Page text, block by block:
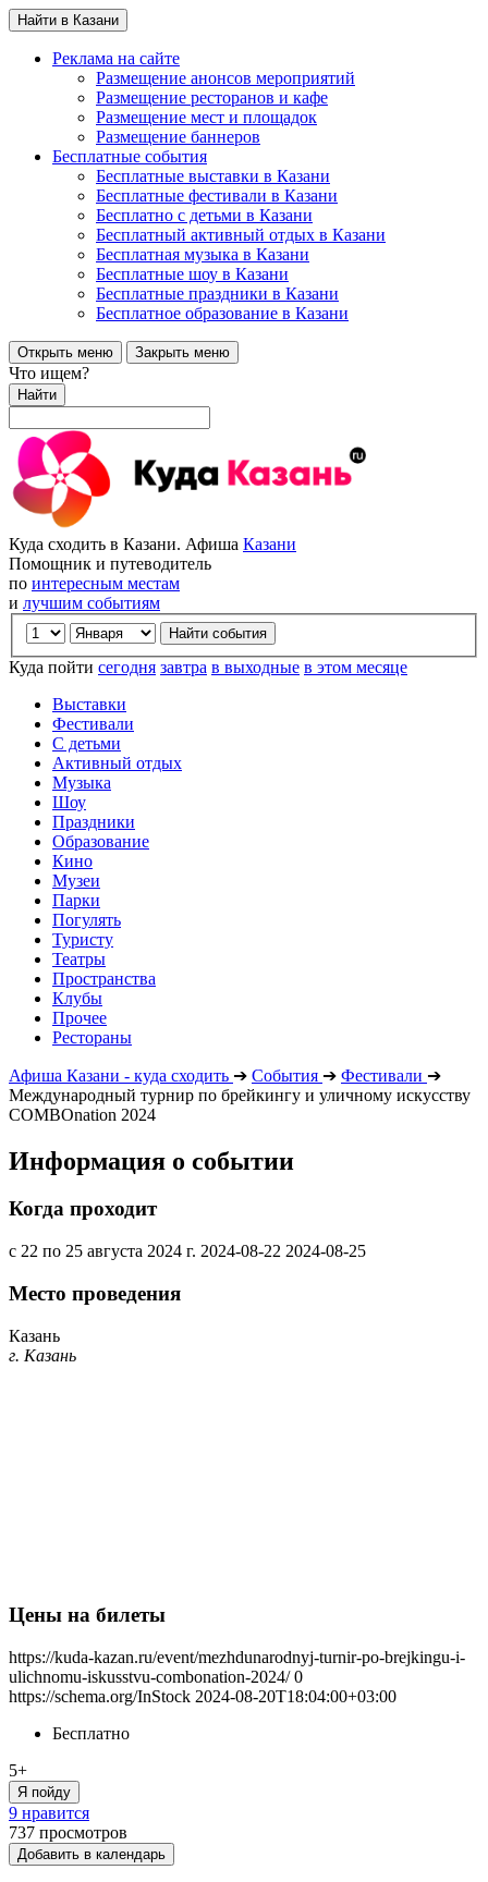
Найти в Казани
Реклама на сайте
Размещение анонсов мероприятий
Размещение ресторанов и кафе
Размещение мест и площадок
Размещение баннеров
Бесплатные события
Бесплатные выставки в Казани
Бесплатные фестивали в Казани
Бесплатно с детьми в Казани
Бесплатный активный отдых в Казани
Бесплатная музыка в Казани
Бесплатные шоу в Казани
Бесплатные праздники в Казани
Бесплатное образование в Казани
Открыть меню Закрыть меню
Что ищем?
Найти
Куда сходить в Казани. Афиша Казани
Помощник и путеводитель
по интересным местам
и лучшим событиям
Куда пойти сегодня завтра в выходные в этом месяце
Выставки
Фестивали
С детьми
Активный отдых
Музыка
Шоу
Праздники
Образование
Кино
Музеи
Парки
Погулять
Туристу
Театры
Пространства
Клубы
Прочее
Рестораны
Афиша Казани - куда сходить ➔ События ➔ Фестивали ➔
Международный турнир по брейкингу и уличному искусству
COMBOnation 2024
Информация о событии
Когда проходит
с 22 по 25 августа 2024 г. 2024-08-22 2024-08-25
Место проведения
Казань
г. Казань
Цены на билеты
https://kuda-kazan.ru/event/mezhdunarodnyj-turnir-po-brejkingu-i-
ulichnomu-iskusstvu-combonation-2024/ 0
https://schema.org/InStock 2024-08-20T18:04:00+03:00
Бесплатно
5+
Я пойду
9 нравится
737 просмотров
Добавить в календарь